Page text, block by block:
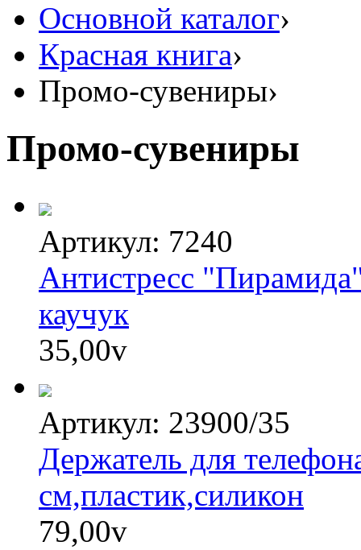
Основной каталог›
Красная книга›
Промо-сувениры›
Промо-сувениры
Артикул: 7240
Антистресс
каучук
35,00v
Артикул: 23900/35
Держатель для
см,пластик,силикон
79,00v